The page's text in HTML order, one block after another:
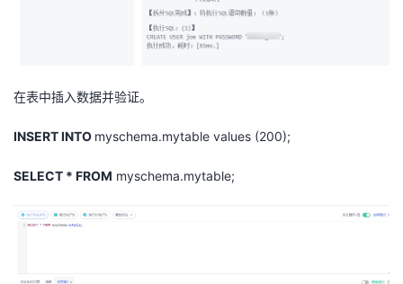
在表中插入数据并验证。
INSERT INTO myschema.mytable values (200);
SELECT * FROM myschema.mytable;